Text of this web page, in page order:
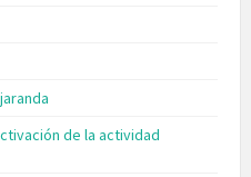
de la actividad